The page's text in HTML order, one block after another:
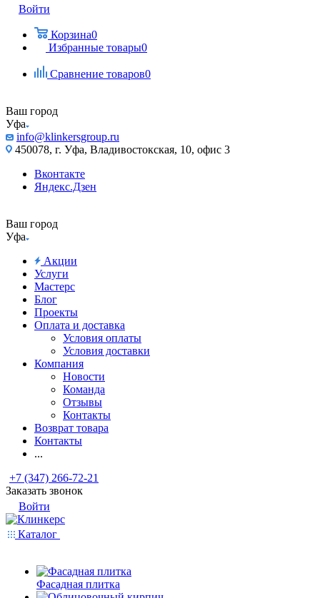
Войти
Корзина0
Избранные товары0
Сравнение товаров0
Ваш город
Уфа
info@klinkersgroup.ru
450078, г. Уфа, Владивостокская, 10, офис 3
Вконтакте
Яндекс.Дзен
Ваш город
Уфа
Акции
Услуги
Мастерс
Блог
Проекты
Оплата и доставка
Условия оплаты
Условия доставки
Компания
Новости
Команда
Отзывы
Контакты
Возврат товара
Контакты
...
+7 (347) 266-72-21
Заказать звонок
Войти
Каталог
Фасадная плитка